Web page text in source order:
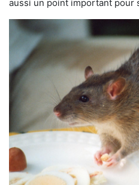
aussi un point important pour